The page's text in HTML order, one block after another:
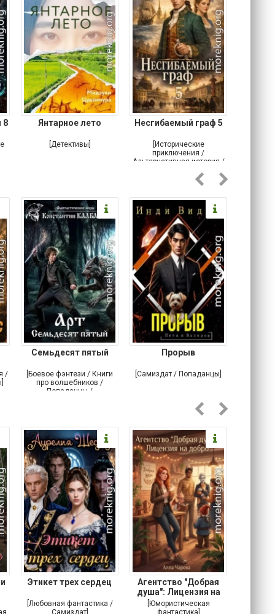
8 Янтарное лето
[Детективы]
Несгибаемый граф 5
[Исторические
приключения /
Альтернативная история /
/
Семьдесят пятый
[Боевое фэнтези / Книги
про волшебников /
Попаданцы /
Прорыв
[Самиздат / Попаданцы]
Этикет трех сердец
[Любовная фантастика /
Самиздат]
Агентство "Добрая
душа": Лицензия на
добро
[Юмористическая
фантастика]